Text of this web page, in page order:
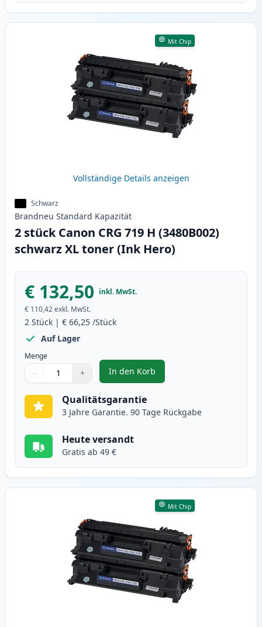
Mit Chip
Vollständige Details anzeigen
Schwarz
Brandneu Standard Kapazität
2 stück Canon CRG 719 H (3480B002)
schwarz XL toner (Ink Hero)
€ 132,50 inkl. MwSt.
€ 110,42exkl. MwSt.
2 Stück | € 66,25 /Stück
Auf Lager
Menge
Verwenden Sie die Tasten, um anzupassen
− +
1
In den Korb
, 2 stück Canon CRG 719 H
Qualitätsgarantie
3 Jahre Garantie. 90 Tage Rückgabe
Heute versandt
Gratis ab 49 €
Mit Chip